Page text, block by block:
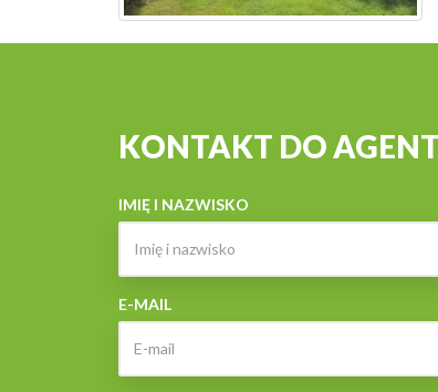
KONTAKT DO
IMIĘ I NAZWISKO
E-MAIL